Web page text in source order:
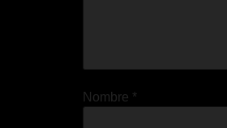
Nombre *